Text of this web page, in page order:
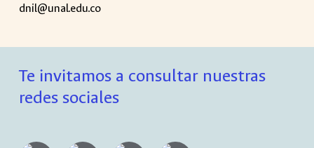
dnil@unal.edu.co
Te invitamos a consultar nuestras
redes sociales